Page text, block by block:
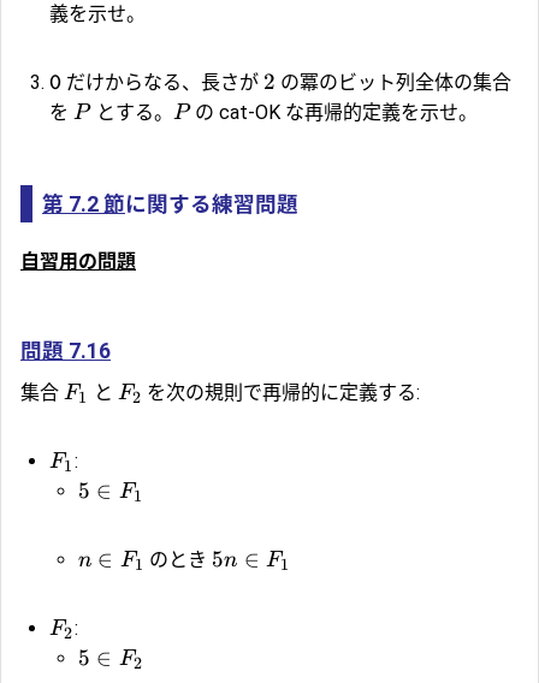
義を示せ。
0 だけからなる、長さが 2 の冪のビット列全体の集合
を Pとする。 Pの cat-OK な再帰的定義を示せ。
第 7.2 節に関する練習問題
自習用の問題
問題 7.16
集合 F1 と F2 を次の規則で再帰的に定義する:
F1:
5 ∈ F1
n ∈ F1 のとき 5n ∈ F1
F2:
5 ∈ F2